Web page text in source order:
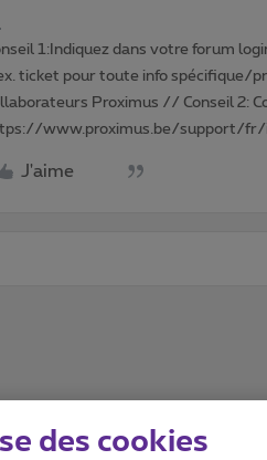
1:Indiquez dans votre forum
ticket pour toute info spécifique/
Proximus // Conseil 2:
www.proximus.be/support/
J'aime
des cookies